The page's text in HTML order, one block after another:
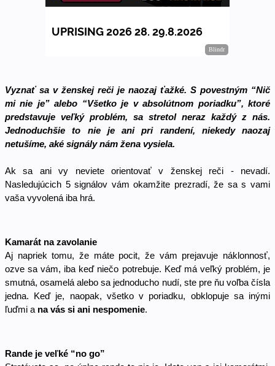
Vyznať sa v ženskej reči je naozaj ťažké. S povestným “Nič
mi nie je” alebo “Všetko je v absolútnom poriadku”, ktoré
predstavuje veľký problém, sa stretol neraz každý z nás.
Jednoduchšie to nie je ani pri randení, niekedy naozaj
netušíme, aké signály nám žena vysiela.
Ak sa ani vy neviete orientovať v ženskej reči - nevadí.
Nasledujúcich 5 signálov vám okamžite prezradí, že sa s vami
vaša vyvolená iba hrá.
Kamarát na zavolanie
Aj napriek tomu, že máte pocit, že vám prejavuje náklonnosť,
ozve sa vám, iba keď niečo potrebuje. Keď má veľký problém, je
smutná, osamelá alebo sa jednoducho nudí, ste pre ňu voľba čísla
jedna. Keď je, naopak, všetko v poriadku, obklopuje sa inými
ľuďmi a na vás si ani nespomenie.
Rande je veľké “no go”